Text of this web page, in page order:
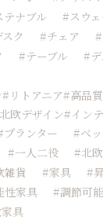
テナブル
#スウ
ク
#チェア
#テーブル
#デ
リトアニア#高品
欧デザイン#イン
プランター #ベ
#一人二役
#北
雑貨 #家具
#
性家具
#調節可
具